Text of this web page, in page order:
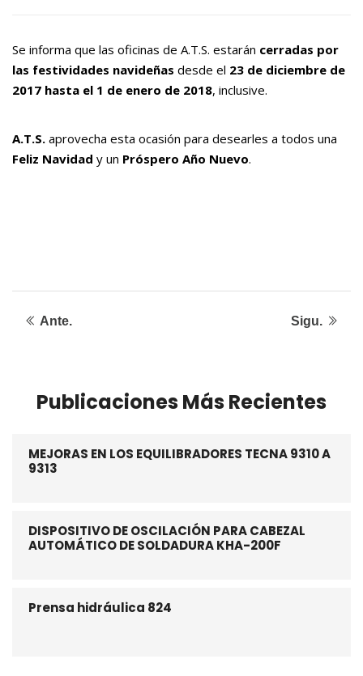
Se informa que las oficinas de A.T.S. estarán cerradas por
las festividades navideñas desde el 23 de diciembre de
2017 hasta el 1 de enero de 2018, inclusive.
A.T.S. aprovecha esta ocasión para desearles a todos una
Feliz Navidad y un Próspero Año Nuevo.
Ante. Sigu.
Publicaciones Más Recientes
MEJORAS EN LOS EQUILIBRADORES TECNA 9310 A
9313
DISPOSITIVO DE OSCILACIÓN PARA CABEZAL
AUTOMÁTICO DE SOLDADURA KHA-200F
Prensa hidráulica 824